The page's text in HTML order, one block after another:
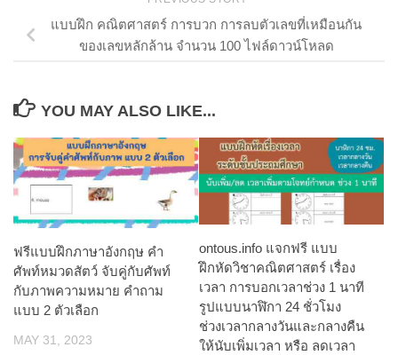
แบบฝึก คณิตศาสตร์ การบวก การลบตัวเลขที่เหมือนกัน
ของเลขหลักล้าน จำนวน 100 ไฟล์ดาวน์โหลด
YOU MAY ALSO LIKE...
ฟรีแบบฝึกภาษาอังกฤษ คำ
ศัพท์หมวดสัตว์ จับคู่กับศัพท์
กับภาพความหมาย คำถาม
แบบ 2 ตัวเลือก
MAY 31, 2023
ontous.info แจกฟรี แบบ
ฝึกหัดวิชาคณิตศาสตร์ เรื่อง
เวลา การบอกเวลาช่วง 1 นาที
รูปแบบนาฬิกา 24 ชั่วโมง
ช่วงเวลากลางวันและกลางคืน
ให้นับเพิ่มเวลา หรือ ลดเวลา